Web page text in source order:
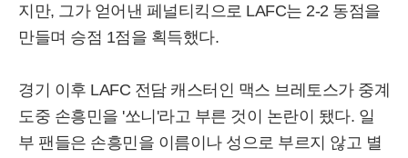
지만, 그가 얻어낸 페널티킥으로 LAFC는 2-2 동점을
만들며 승점 1점을 획득했다.
경기 이후 LAFC 전담 캐스터인 맥스 브레토스가 중계
도중 손흥민을 '쏘니'라고 부른 것이 논란이 됐다. 일
부 팬들은 손흥민을 이름이나 성으로 부르지 않고 별